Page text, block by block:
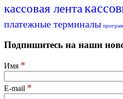
кассовая лента
платежные терминалы
Подпишитесь на наши
Имя *
E-mail *